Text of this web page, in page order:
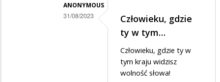
ANONYMOUS
31/08/2023
Człowieku, gdzie
ty w tym…
Człowieku, gdzie ty w
tym kraju widzisz
wolność słowa!